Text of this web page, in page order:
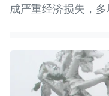
成严重经济损失，多